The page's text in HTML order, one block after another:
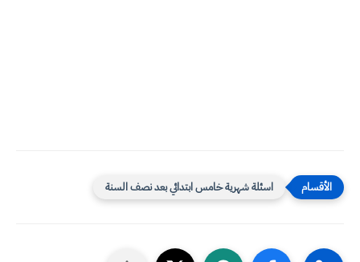
اسئلة شهرية خامس ابتدائي بعد نصف السنة